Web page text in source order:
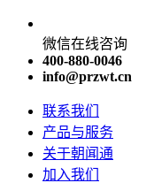
微信在线咨询
400-880-0046
info@przwt.cn
联系我们
产品与服务
关于朝闻通
加入我们